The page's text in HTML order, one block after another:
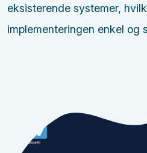
eksisterende systemer,
implementeringen enkel og